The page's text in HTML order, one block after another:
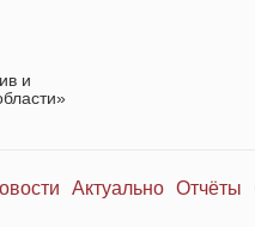
и
Актуально Отчёты